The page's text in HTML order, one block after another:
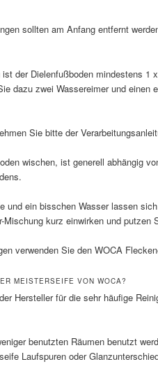
sollten am Anfang entfernt
ist der Dielenfußboden mindestens 1
dazu zwei Wassereimer und einen
Sie bitte der
wischen, ist generell abhängig
und ein bisschen Wasser lassen
Mischung kurz einwirken und
verwenden Sie den WOCA
MEISTERSEIFE VON WOCA?
Hersteller für die sehr häufige
benutzten Räumen benutzt
Laufspuren oder